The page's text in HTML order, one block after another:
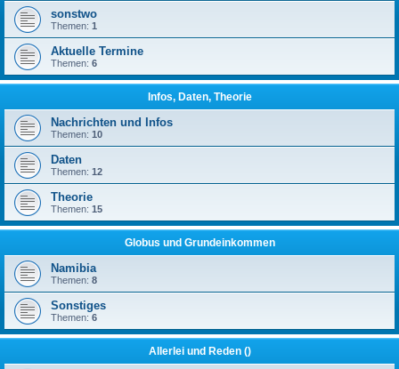
sonstwo
Themen: 1
Aktuelle Termine
Themen: 6
Infos, Daten, Theorie
Nachrichten und Infos
Themen: 10
Daten
Themen: 12
Theorie
Themen: 15
Globus und Grundeinkommen
Namibia
Themen: 8
Sonstiges
Themen: 6
Allerlei und Reden ()